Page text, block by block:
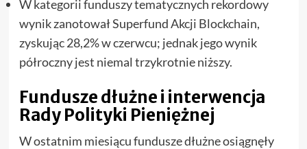
W kategorii funduszy tematycznych rekordowy
wynik zanotował Superfund Akcji Blockchain,
zyskując 28,2% w czerwcu; jednak jego wynik
półroczny jest niemal trzykrotnie niższy.
Fundusze dłużne i interwencja
Rady Polityki Pieniężnej
W ostatnim miesiącu fundusze dłużne osiągnęły